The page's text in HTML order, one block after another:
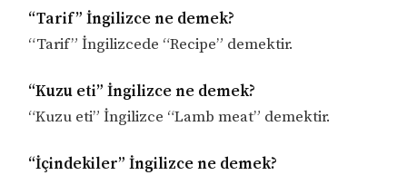
“Tarif” İngilizce ne demek?
“Tarif” İngilizcede “Recipe” demektir.
“Kuzu eti” İngilizce ne demek?
“Kuzu eti” İngilizce “Lamb meat” demektir.
“İçindekiler” İngilizce ne demek?